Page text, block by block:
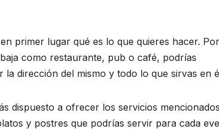
primer lugar qué es lo que quieres hacer. Por
como restaurante, pub o café, podrías
dirección del mismo y todo lo que sirvas en
dispuesto a ofrecer los servicios mencionados
y postres que podrías servir para cada